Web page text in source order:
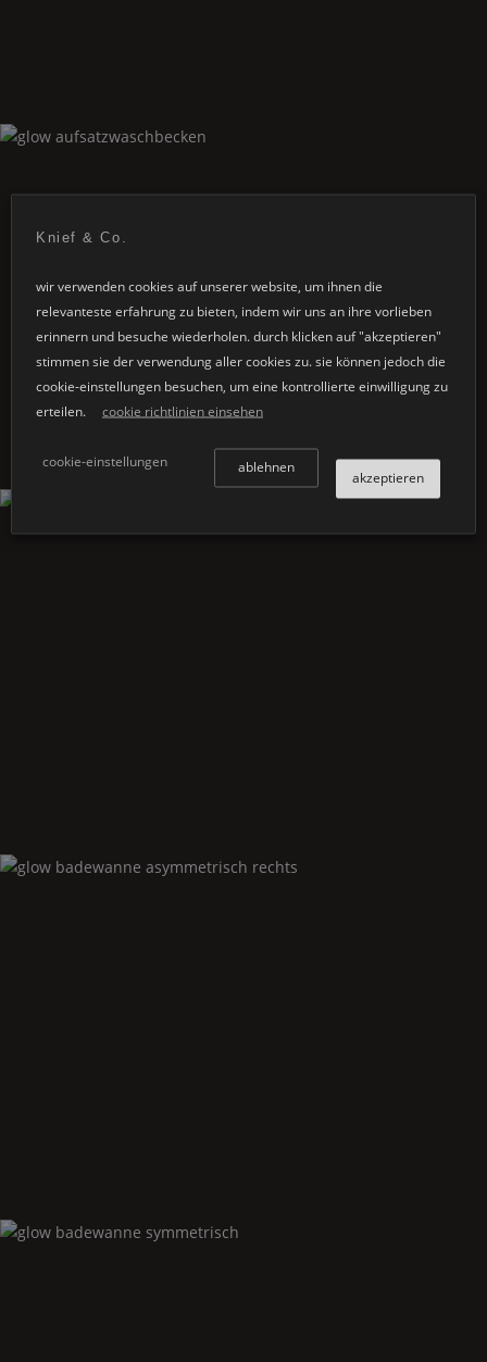
Glowaufsatzwaschbecken
Knief & Co.
wir verwenden cookies auf unserer website, um ihnen die
relevanteste erfahrung zu bieten, indem wir uns an ihre vorlieben
erinnern und besuche wiederholen. durch klicken auf "akzeptieren"
stimmen sie der verwendung aller cookies zu. sie können jedoch die
cookie-einstellungen besuchen, um eine kontrollierte einwilligung zu
erteilen.
cookie richtlinien einsehen
cookie-einstellungen
akzeptieren
ablehnen